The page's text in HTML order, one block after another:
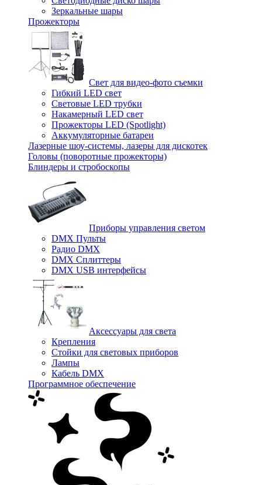
Зеркальные шары
Прожекторы
Свет для видео-фото съемки
Гибкий LED свет
Световые LED трубки
Накамерный LED свет
Прожекторы LED (Spotlight)
Аккумуляторные батареи
Лазерные шоу-системы, лазеры для дискотек
Головы (поворотные прожекторы)
Блиндеры и стробоскопы
Приборы управления светом
DMX Пульты
Радио DMX
DMX Сплиттеры
DMX USB интерфейсы
Аксессуары для света
Крепления
Стойки для световых приборов
Лампы
Кабель DMX
Программное обеспечение